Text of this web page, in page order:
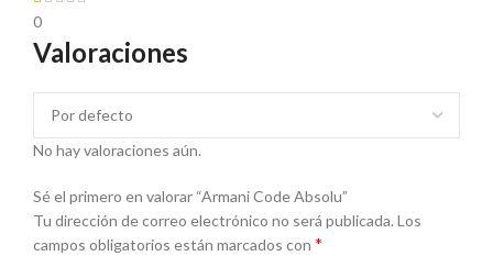
0
Valoraciones
No hay valoraciones aún.
Sé el primero en valorar “Armani Code Absolu”
Tu dirección de correo electrónico no será publicada. Los
campos obligatorios están marcados con *